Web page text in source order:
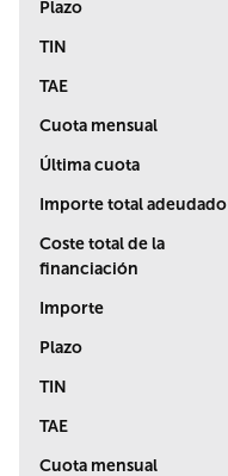
Plazo
TIN
TAE
Cuota mensual
Última cuota
Importe total adeudado
Coste total de la
financiación
Importe
Plazo
TIN
TAE
Cuota mensual